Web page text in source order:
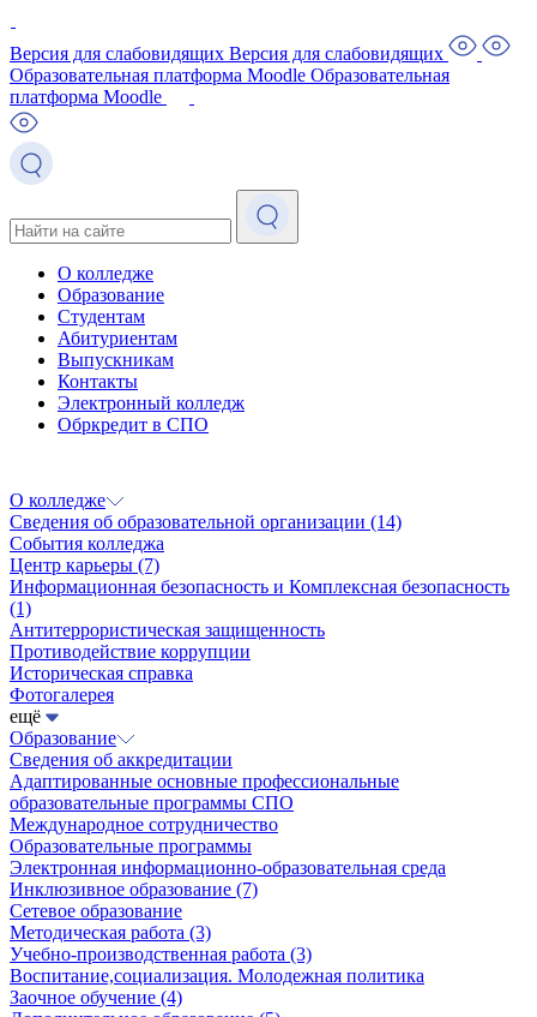
Версия для слабовидящих Версия для слабовидящих
Образовательная платформа Moodle Образовательная
платформа Moodle
О колледже
Образование
Студентам
Абитуриентам
Выпускникам
Контакты
Электронный колледж
Обркредит в СПО
О колледже
Сведения об образовательной организации (14)
События колледжа
Центр карьеры (7)
Информационная безопасность и Комплексная безопасность
(1)
Антитеррористическая защищенность
Противодействие коррупции
Историческая справка
Фотогалерея
ещё
Образование
Сведения об аккредитации
Адаптированные основные профессиональные
образовательные программы СПО
Международное сотрудничество
Образовательные программы
Электронная информационно-образовательная среда
Инклюзивное образование (7)
Сетевое образование
Методическая работа (3)
Учебно-производственная работа (3)
Воспитание,социализация. Молодежная политика
Заочное обучение (4)